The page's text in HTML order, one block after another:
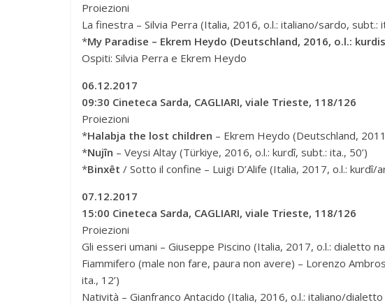
Proiezioni
La finestra – Silvia Perra (Italia, 2016, o.l.: italiano/sardo, subt.:
*My Paradise – Ekrem Heydo (Deutschland, 2016, o.l.:
Ospiti: Silvia Perra e Ekrem Heydo
06.12.2017
09:30 Cineteca Sarda, CAGLIARI, viale Trieste, 118/126
Proiezioni
*Halabja the lost children – Ekrem Heydo (Deutschland,
*Nujîn – Veysi Altay (Türkiye, 2016, o.l.: kurdî, subt.: ita., 50’)
*Binxêt / Sotto il confine – Luigi D’Alife (Italia, 2017, o.l.: kurdî/
07.12.2017
15:00 Cineteca Sarda, CAGLIARI, viale Trieste, 118/126
Proiezioni
Gli esseri umani – Giuseppe Piscino (Italia, 2017, o.l.: dialetto
Fiammifero (male non fare, paura non avere) – Lorenzo
ita., 12’)
Natività – Gianfranco Antacido (Italia, 2016, o.l.: italiano/dialetto